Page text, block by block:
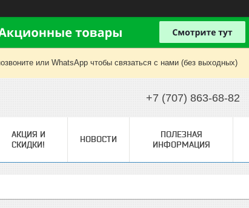
или WhatsApp чтобы связаться с нами (без выходных)
+7 (707) 863-68-82
АКЦИЯ И
СКИДКИ!
НОВОСТИ
ПОЛЕЗНАЯ
ИНФОРМАЦИЯ